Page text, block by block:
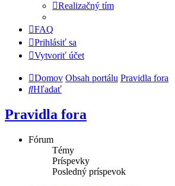
Realizačný tím
FAQ
Prihlásiť sa
Vytvoriť účet
Domov Obsah portálu Pravidla fora
Hľadať
Pravidla fora
Fórum
Témy
Príspevky
Posledný príspevok